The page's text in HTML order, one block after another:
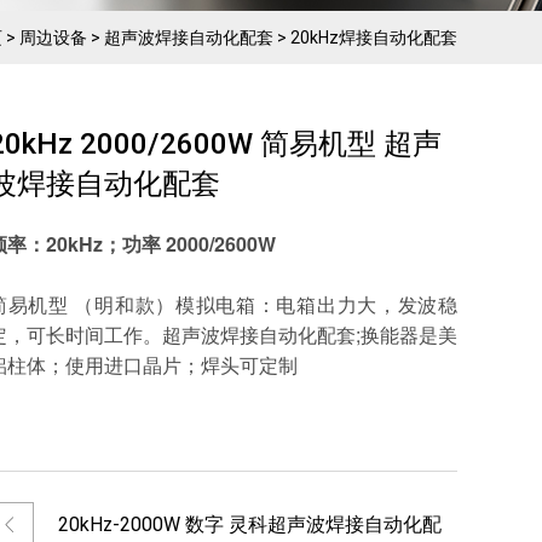
> 周边设备 > 超声波焊接自动化配套 > 20kHz焊接自动化配套
2000/2600W 简易机型 超声
焊接自动化配套
率：20kHz；功率 2000/2600W
易机型 （明和款）模拟电箱：电箱出力大，发波稳
，可长时间工作。超声波焊接自动化配套;换能器是美
柱体；使用进口晶片；焊头可定制
20kHz-2000W 数字 灵科超声波焊接自动化配